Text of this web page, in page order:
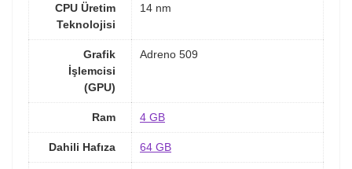
CPU Üretim
Teknolojisi
14 nm
Grafik
İşlemcisi
(GPU)
Adreno 509
Ram 4 GB
Dahili Hafıza 64 GB